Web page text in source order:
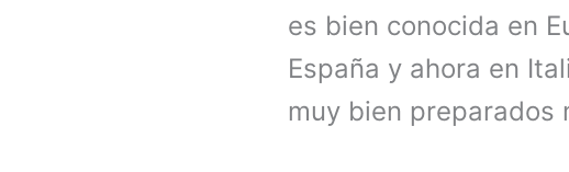
es bien conocida en
España y ahora en
muy bien preparados